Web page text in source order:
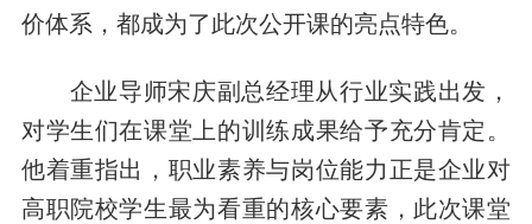
价体系，都成为了此次公开课的亮点特色。
企业导师宋庆副总经理从行业实践出发，
对学生们在课堂上的训练成果给予充分肯定。
他着重指出，职业素养与岗位能力正是企业对
高职院校学生最为看重的核心要素，此次课堂